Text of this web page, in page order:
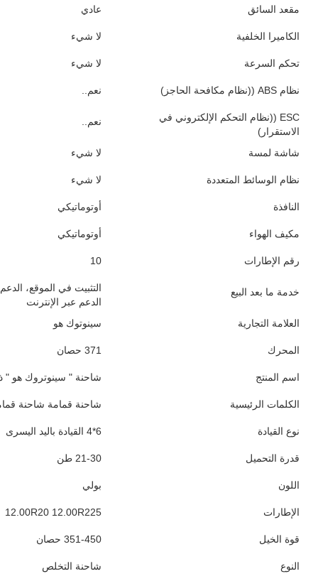
مقعد السائق عادي
الكاميرا الخلفية لا شيء
تحكم السرعة لا شيء
نظام ABS ((نظام مكافحة الحاجز) نعم..
ESC ((نظام التحكم الإلكتروني في
الاستقرار)
نعم..
شاشة لمسة لا شيء
نظام الوسائط المتعددة لا شيء
النافذة أوتوماتيكي
مكيف الهواء أوتوماتيكي
رقم الإطارات 10
خدمة ما بعد البيع
التثبيت في الموقع،
الدعم عبر الإنترنت
العلامة التجارية
سينوتوك هو
المحرك 371 حصان
اسم المنتج شاحنة " سينوتروك هو " ذات
الكلمات الرئيسية شاحنة قمامة شاحنة
نوع القيادة 6*4 القيادة باليد اليسرى
قدرة التحميل 21-30 طن
اللون بولي
الإطارات 12.00R20 12.00R225
قوة الخيل 351-450 حصان
النوع شاحنة التخلص